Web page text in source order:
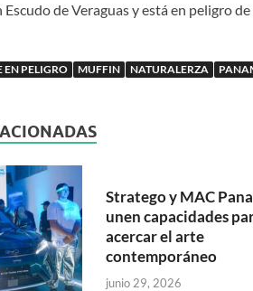
de Veraguas y está en peligro
EN PELIGRO MUFFIN NATURALERZA
Stratego y MAC
unen capacidades
acercar el arte
contemporáneo
junio 29, 2026